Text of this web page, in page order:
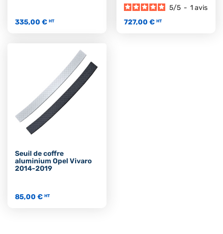
335,00 € HT
5/5 - 1 avis
727,00 € HT
Seuil de coffre
aluminium Opel Vivaro
2014-2019
85,00 € HT